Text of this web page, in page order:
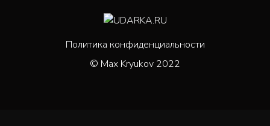
Политика конфиденциальности
© Max Kryukov 2022